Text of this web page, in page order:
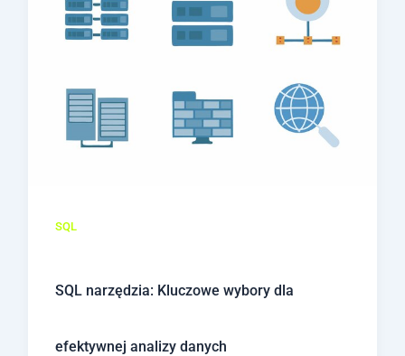
SQL
SQL narzędzia: Kluczowe wybory dla
efektywnej analizy danych